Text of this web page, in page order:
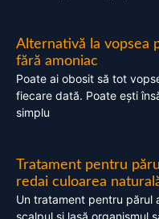
Alternativă la vopsea
fără amoniac
Poate ai obosit să tot
fiecare dată. Poate ești
simplu
Tratament pentru
redai culoarea
Un tratament pentru părul